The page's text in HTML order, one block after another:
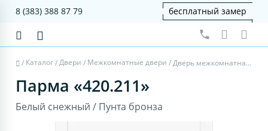
8 (383) 388 87 79 бесплатный замер
/ Каталог/Двери / Межкомнатные двери / Дверь межкомнатная Парма 420.211 - белый снежный, пунта бронза
Парма «420.211»
Белый снежный / Пунта бронза